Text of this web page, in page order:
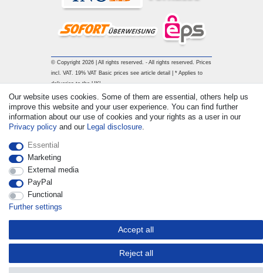
© Copyright 2026 | All rights reserved. - All rights reserved. Prices
incl. VAT. 19% VAT Basic prices see article detail | * Applies to
deliveries to the UK!
Our website uses cookies. Some of them are essential, others help us
improve this website and your user experience. You can find further
information about our use of cookies and your rights as a user in our
Privacy policy and our Legal disclosure.
Essential
Marketing
External media
PayPal
Functional
Further settings
Accept all
Reject all
Withdraw from contract here Contact